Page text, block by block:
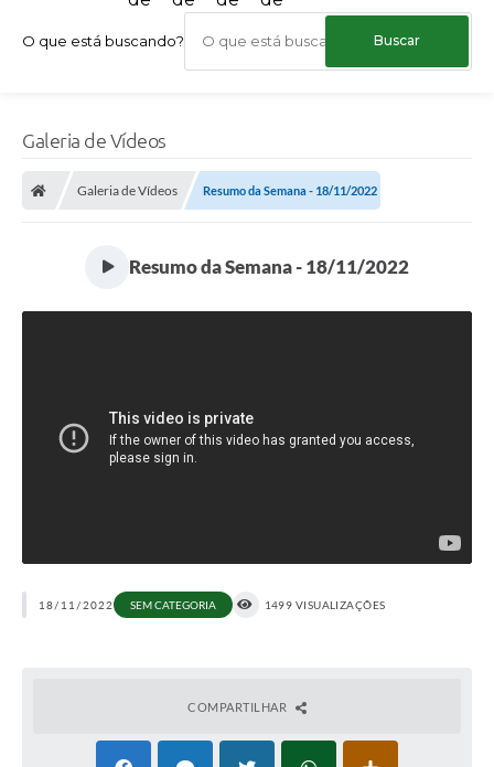
O que está buscando?
Galeria de Vídeos
Galeria de Vídeos Resumo da Semana - 18/11/2022
Resumo da Semana - 18/11/2022
18/11/2022 SEM CATEGORIA 1499 VISUALIZAÇÕES
COMPARTILHAR